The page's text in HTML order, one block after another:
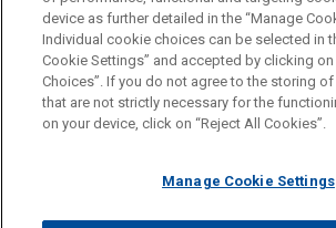
Jones Day advised BNP Paribas in
with its equity investment in
battery storage, development, and
company, to accelerate the
Energy Storage Systems (BESS)
Avant d’envoyer cet e-mail, veuillez
Les informations contenues sur le site
destinées à un usage général et ne
pas pour effet de créer une relation avocat-
NOUS CONTACTER
MENTIONS
DONNÉES PERSONNELLES
device as further detailed in the “Manage
Individual cookie choices can be selected in
Cookie Settings” and accepted by clicking on
Choices”. If you do not agree to the storing
that are not strictly necessary for the
on your device, click on “Reject All Cookies”.
Manage Cookie Settings